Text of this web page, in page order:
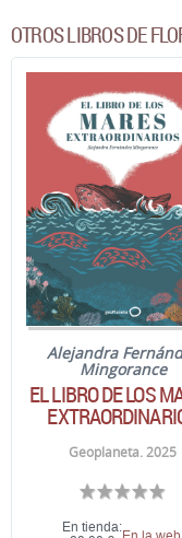
OTROS LIBROS DE
Alejandra
Mingorance
EL LIBRO DE LOS
Geoplaneta. 2025
En tienda: